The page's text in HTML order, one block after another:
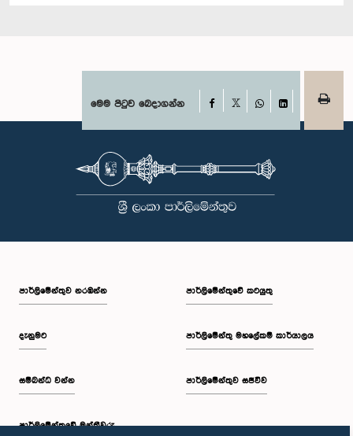
මෙම පිටුව බෙදාගන්න Facebook
WhatsAppLinkedIn
පාර්ලි‌මේන්තුව නරඹන්න
දැනුමට
සම්බන්ධ වන්න
පාර්ලි‌මේන්තුවේ මන්ත්‍රීවරු
පාර්ලිමේන්තුවේ කටයුතු
පාර්ලිමේන්තු මහලේකම් කාර්යාලය
පාර්ලිමේන්තුව සජීවීව